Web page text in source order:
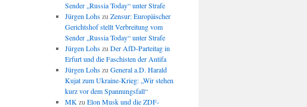
Sender „Russia Today“ unter Strafe
Jürgen Lohszu Zensur: Europäischer
Gerichtshof stellt Verbreitung vom
Sender „Russia Today“ unter Strafe
Jürgen Lohszu Der AfD-Parteitag in
Erfurt und die Faschisten der Antifa
Jürgen Lohszu General a.D. Harald
Kujat zum Ukraine-Krieg: „Wir stehen
kurz vor dem Spannungsfall“
MK zu Elon Musk und die ZDF-